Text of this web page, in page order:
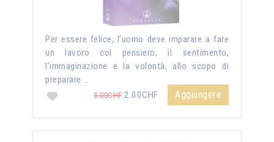
Per essere felice, l’uomo deve imparare a fare
un lavoro col pensiero, il sentimento,
l’immaginazione e la volontà, allo scopo di
preparare …
5.00CHF2.00CHF Aggiungere